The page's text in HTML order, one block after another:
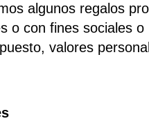
algunos regalos
o con fines sociales
valores